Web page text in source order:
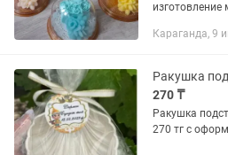
изготовления
Караганда, 9
270 ₸
Ракушка
270 тг с